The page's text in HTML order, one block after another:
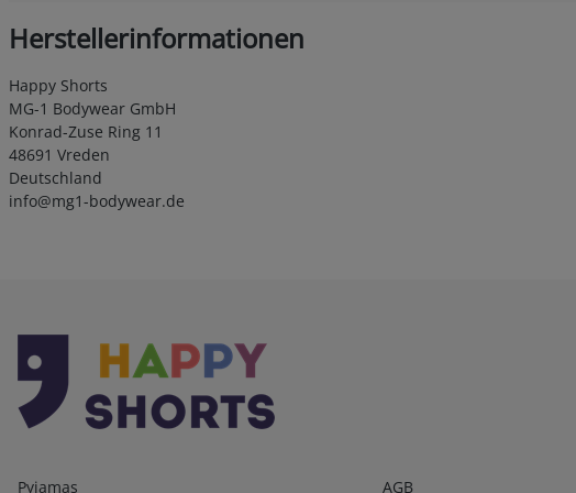
Herstellerinformationen
Happy Shorts
MG-1 Bodywear GmbH
Konrad-Zuse Ring 11
48691 Vreden
Deutschland
info@mg1-bodywear.de
Kategorien
Pyjamas Infos 1
AGB